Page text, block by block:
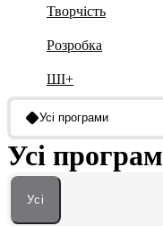
Творчість
Розробка
ШІ+
Усі програми
Усі
Усі